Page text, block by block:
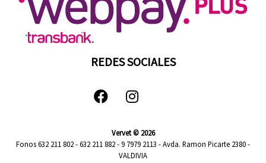
REDES SOCIALES
Vervet © 2026
Fonos 632 211 802 - 632 211 882 - 9 7979 2113 - Avda. Ramon Picarte 2380 -
VALDIVIA